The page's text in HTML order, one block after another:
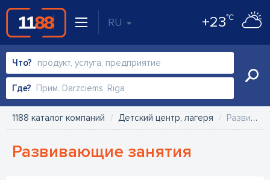
RU +23°C
Что?
Где?
1188 каталог компаний Детский центр, лагеря Развивающие занятия
Развивающие занятия